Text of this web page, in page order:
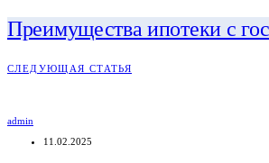
Преимущества ипотеки с
СЛЕДУЮЩАЯ СТАТЬЯ
admin
11.02.2025